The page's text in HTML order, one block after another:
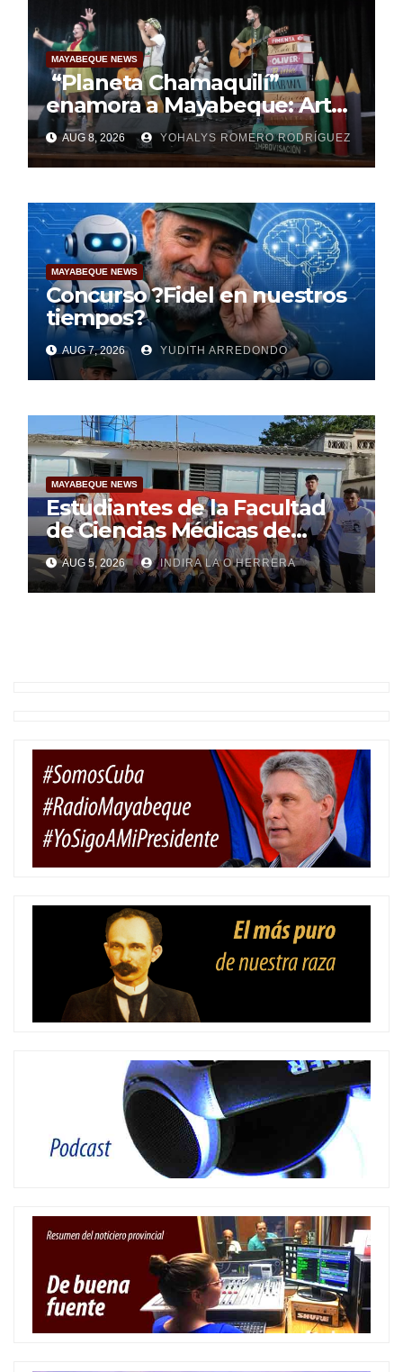
MAYABEQUE NEWS
“Planeta Chamaquilí”
enamora a Mayabeque: Arte,
poesía y amor en la Semana
Mundial de la Lactancia
Materna
AUG 8, 2026 YOHALYS ROMERO RODRÍGUEZ
MAYABEQUE NEWS
Concurso ?Fidel en nuestros
tiempos?
AUG 7, 2026 YUDITH ARREDONDO
MAYABEQUE NEWS
Estudiantes de la Facultad
de Ciencias Médicas de
Mayabeque realizan
pesquisa
AUG 5, 2026 INDIRA LA O HERRERA